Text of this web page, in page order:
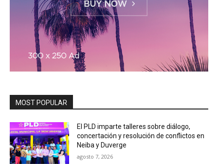
MOST POPULAR
El PLD imparte talleres sobre diálogo,
concertación y resolución de conflictos en
Neiba y Duverge
agosto 7, 2026